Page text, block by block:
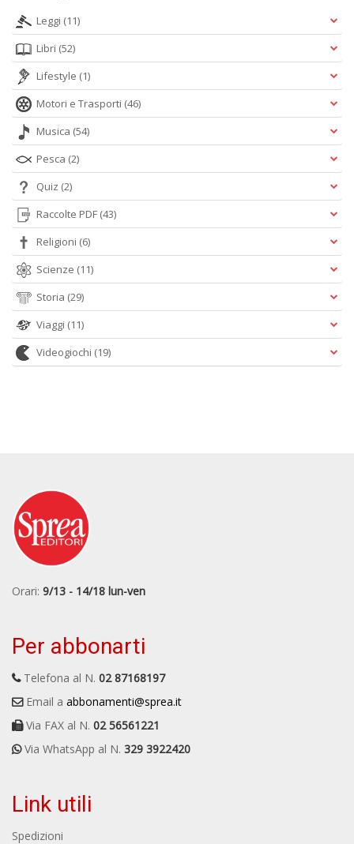
Leggi (11)
Libri (52)
Lifestyle (1)
Motori e Trasporti (46)
Musica (54)
Pesca (2)
Quiz (2)
Raccolte PDF (43)
Religioni (6)
Scienze (11)
Storia (29)
Viaggi (11)
Videogiochi (19)
Orari: 9/13 - 14/18 lun-ven
Per abbonarti
Telefona al N. 02 87168197
Email a abbonamenti@sprea.it
Via FAX al N. 02 56561221
Via WhatsApp al N. 329 3922420
Link utili
Spedizioni